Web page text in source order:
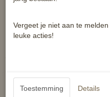
Reacties
Vergeet je niet aan te
leuke acties!
Toestemming Details